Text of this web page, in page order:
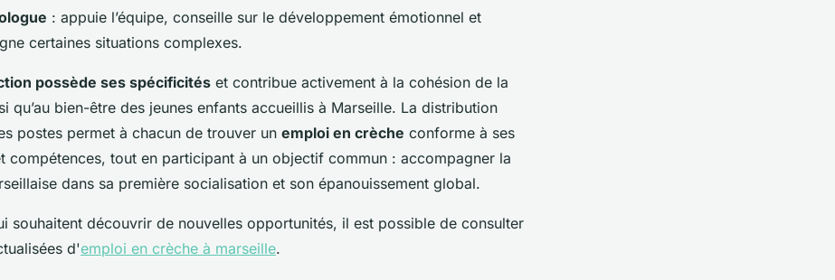
: appuie l’équipe, conseille sur le développement émotionnel et
certaines situations complexes.
possède ses spécificités et contribue activement à la cohésion de la
qu’au bien-être des jeunes enfants accueillis à Marseille. La distribution
postes permet à chacun de trouver un emploi en crèche conforme à ses
compétences, tout en participant à un objectif commun : accompagner la
dans sa première socialisation et son épanouissement global.
souhaitent découvrir de nouvelles opportunités, il est possible de consulter
d'emploi en crèche à marseille.